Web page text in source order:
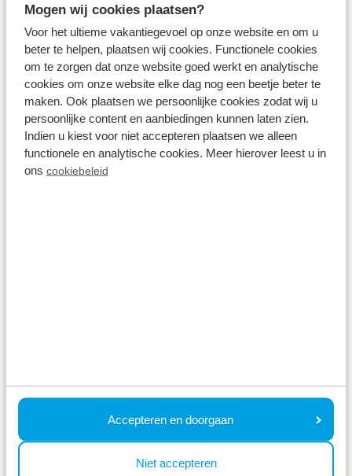
Mogen wij cookies plaatsen?
Voor het ultieme vakantiegevoel op onze website en om u
beter te helpen, plaatsen wij cookies. Functionele cookies
om te zorgen dat onze website goed werkt en analytische
cookies om onze website elke dag nog een beetje beter te
maken. Ook plaatsen we persoonlijke cookies zodat wij u
persoonlijke content en aanbiedingen kunnen laten zien.
Indien u kiest voor niet accepteren plaatsen we alleen
functionele en analytische cookies. Meer hierover leest u in
ons cookiebeleid
Accepteren en doorgaan
Niet accepteren
optimaal te ontspannen. Een sfeervolle
woonkamer, compleet ingerichte keuken, moderne
badkamer en heerlijke bedden in de slaapkamer